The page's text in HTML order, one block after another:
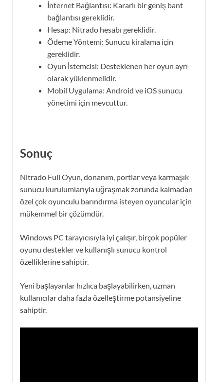
İnternet Bağlantısı: Kararlı bir geniş bant
bağlantısı gereklidir.
Hesap: Nitrado hesabı gereklidir.
Ödeme Yöntemi: Sunucu kiralama için
gereklidir.
Oyun İstemcisi: Desteklenen her oyun ayrı
olarak yüklenmelidir.
Mobil Uygulama: Android ve iOS sunucu
yönetimi için mevcuttur.
Sonuç
Nitrado Full Oyun, donanım, portlar veya karmaşık
sunucu kurulumlarıyla uğraşmak zorunda kalmadan
özel çok oyunculu barındırma isteyen oyuncular için
mükemmel bir çözümdür.
Windows PC tarayıcısıyla iyi çalışır, birçok popüler
oyunu destekler ve kullanışlı sunucu kontrol
özelliklerine sahiptir.
Yeni başlayanlar hızlıca başlayabilirken, uzman
kullanıcılar daha fazla özelleştirme potansiyeline
sahiptir.